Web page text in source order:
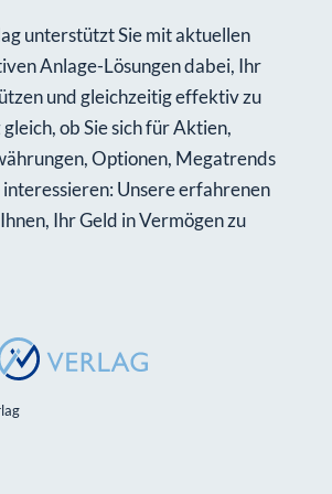
unterstützt Sie mit aktuellen
Anlage-Lösungen dabei, Ihr
und gleichzeitig effektiv zu
ob Sie sich für Aktien,
Optionen, Megatrends
Unsere erfahrenen
Ihr Geld in Vermögen zu